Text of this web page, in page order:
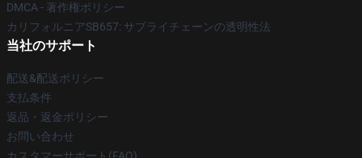
DMCA - 著作権ポリシー
カリフォルニアSB657: サプライチェーンの透明性法
当社のサポート
配送&配送ポリシー
支払条件
返品・返金ポリシー
お問い合わせ